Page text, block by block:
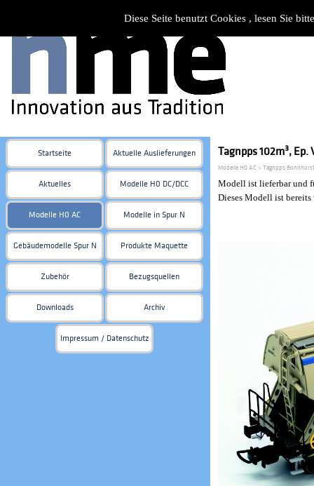
Diese Seite benutzt Cookies , lesen Sie
Startseite Aktuelle Auslieferungen
Aktuelles Modelle H0 DC/DCC
Modelle H0 AC Modelle in Spur N
Gebäudemodelle Spur N Produkte Maquette
Zubehör Bezugsquellen
Downloads Archiv
Impressum / Datenschutz
Tagnpps 102m³,
Modelle H0 AC > Tagnpps
Modell ist lieferbar und
Dieses Modell ist bereits